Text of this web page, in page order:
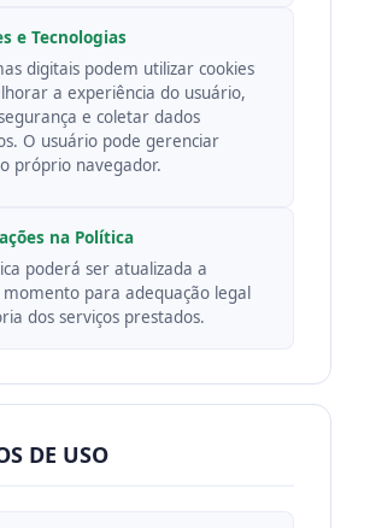
e Tecnologias
digitais podem utilizar cookies
a experiência do usuário,
e coletar dados
O usuário pode gerenciar
próprio navegador.
na Política
poderá ser atualizada a
para adequação legal
dos serviços prestados.
DE USO